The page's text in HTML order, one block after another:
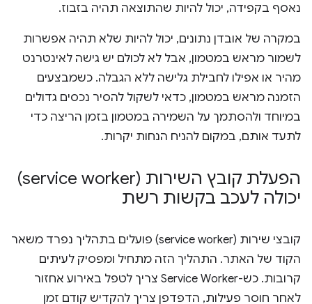
נאסף בקפידה, יכול להיות שהתוצאה תהיה בזבוז.
במקרה של אובדן נתונים, יכול להיות שלא תהיה אפשרות
לשמור מראש במטמון, אבל לא לכולם יש גישה לאינטרנט
מהיר או אפילו לחבילת גלישה ללא הגבלה. כשמבצעים
הזמנה מראש במטמון, כדאי לשקול להסיר נכסים גדולים
במיוחד ולהסתמך על השמירה במטמון בזמן הריצה כדי
לתעד אותם, במקום להניח הנחות יקרות.
הפעלת קובץ השירות (service worker)
יכולה לעכב בקשות רשת
קובצי שירות (service worker) פועלים בתהליך נפרד משאר
הקוד של האתר. התהליך הזה מתחיל ומפסיק לעיתים
קרובות. כש-Service Worker צריך לטפל באירוע אחזור
לאחר חוסר פעילות, הדפדפן צריך להקדיש קודם זמן